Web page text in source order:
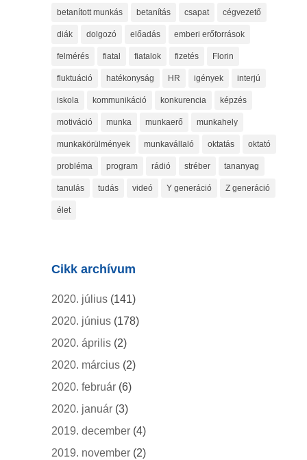
betanított munkás betanítás csapat cégvezető
diák dolgozó előadás emberi erőforrások
felmérés fiatal fiatalok fizetés Florin
fluktuáció hatékonyság HR igények interjú
iskola kommunikáció konkurencia képzés
motiváció munka munkaerő munkahely
munkakörülmények munkavállaló oktatás oktató
probléma program rádió stréber tananyag
tanulás tudás videó Y generáció Z generáció
élet
Cikk archívum
2020. július(141)
2020. június(178)
2020. április(2)
2020. március(2)
2020. február(6)
2020. január(3)
2019. december(4)
2019. november(2)